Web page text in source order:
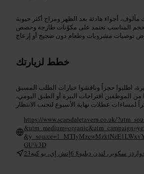
مألوف، أجواء هادئة بعد الظهر ومزاج أكثر حيوية
المناسب تعتمد على مكوّنات طازجة وحصص
خطط لزيارتك
اطلبوا حجزاً وناقشوا خيارات الطلب المسبق
من الموظفين اقتراحات البيرة أو الطبق اليومي،
https://www.scarsdaletavern.co.uk/
GU%3D
إدواردز سكوير، لندن دبليو8 6إتش إي، يو كيه